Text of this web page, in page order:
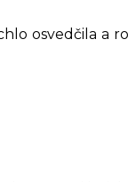
osvedčila a